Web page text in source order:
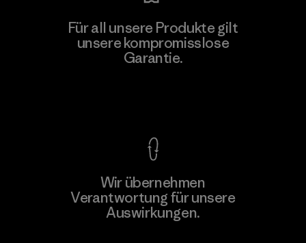
V.T. Garment Co., Ltd.
Für all unsere Produkte gilt
unsere kompromisslose
Garantie.
Wir übernehmen
Verantwortung für unsere
Auswirkungen.